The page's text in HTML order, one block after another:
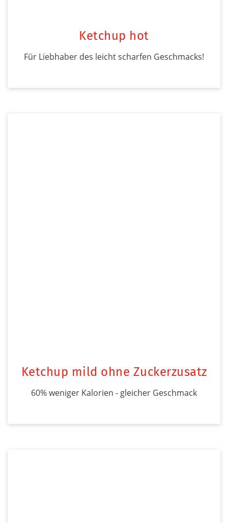
Ketchup hot
Für Liebhaber des leicht scharfen Geschmacks!
Ketchup mild ohne Zuckerzusatz
60% weniger Kalorien - gleicher Geschmack